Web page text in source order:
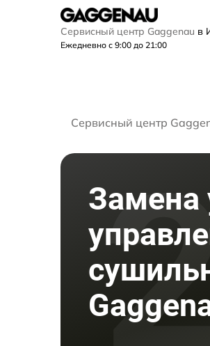
Сервисный центр Gaggenau в
Ежедневно с 9:00 до 21:00
Сервисный центр
Замена